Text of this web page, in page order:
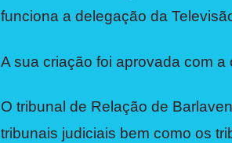
funciona a delegação da
A sua criação foi aprovada com
O tribunal de Relação de
tribunais judiciais bem como os